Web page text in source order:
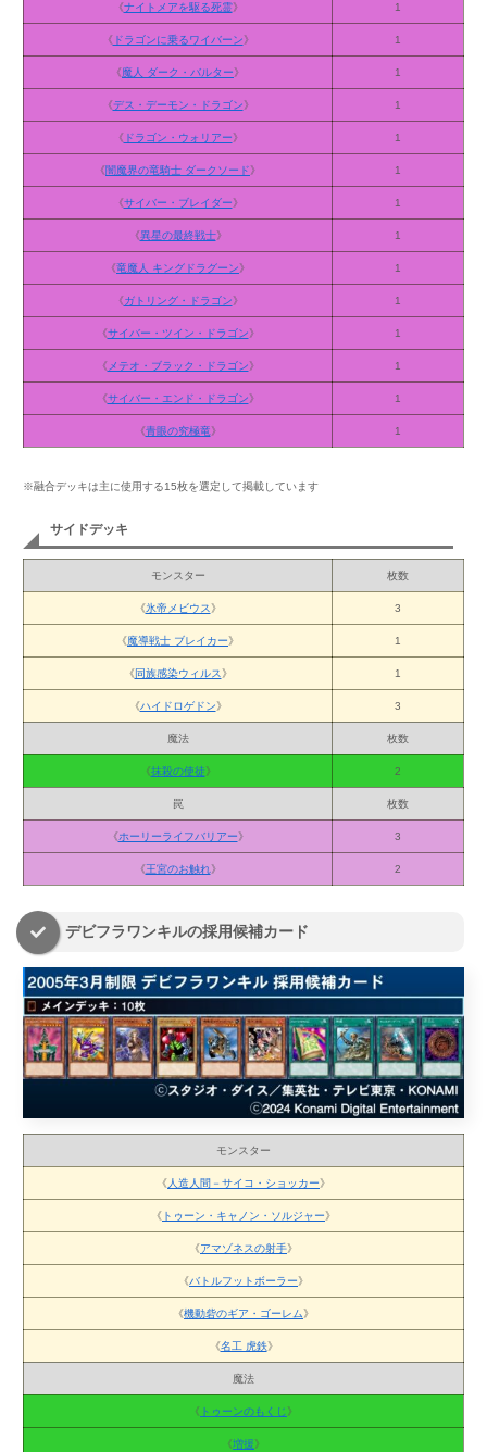
《ナイトメアを駆る死霊》 1
《ドラゴンに乗るワイバーン》 1
《魔人 ダーク・バルター》 1
《デス・デーモン・ドラゴン》 1
《ドラゴン・ウォリアー》 1
《闇魔界の竜騎士 ダークソード》 1
《サイバー・ブレイダー》 1
《異星の最終戦士》 1
《竜魔人 キングドラグーン》 1
《ガトリング・ドラゴン》 1
《サイバー・ツイン・ドラゴン》 1
《メテオ・ブラック・ドラゴン》 1
《サイバー・エンド・ドラゴン》 1
《青眼の究極竜》 1
※融合デッキは主に使用する15枚を選定して掲載しています
サイドデッキ
モンスター 枚数
《氷帝メビウス》 3
《魔導戦士 ブレイカー》 1
《同族感染ウィルス》 1
《ハイドロゲドン》 3
魔法 枚数
《抹殺の使徒》 2
罠 枚数
《ホーリーライフバリアー》 3
《王宮のお触れ》 2
デビフラワンキルの採用候補カード
モンスター
《人造人間－サイコ・ショッカー》
《 トゥーン・キャノン・ソルジャー》
《アマゾネスの射手》
《バトルフットボーラー》
《機動砦のギア・ゴーレム》
《名工 虎鉄》
魔法
《 トゥーンのもくじ》
《増援》